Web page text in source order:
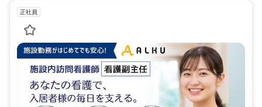
正社員